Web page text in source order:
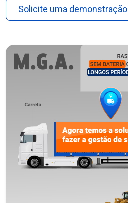
Solicite uma demonstração